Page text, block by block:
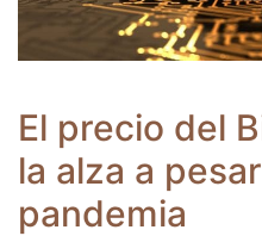
El precio del
la alza a
pandemia